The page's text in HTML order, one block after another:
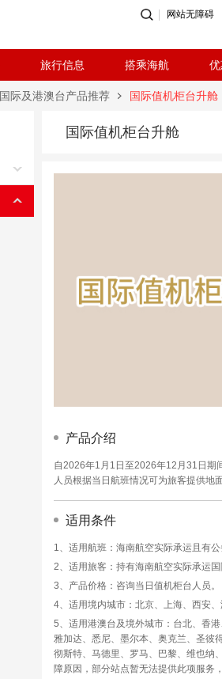
网站无障碍
旅行信息 搭乘海航
国际及港澳台产品推荐 国际值机柜台升舱
国际值机柜台升舱
产品介绍
自2026年1月1日至2026年12月31日期
人员根据当日航班情况可为旅客提供地
适用条件
1、适用航班：海南航空实际承运且有
2、适用旅客：持有海南航空实际承运
3、产品价格：咨询当日值机柜台人员。
4、适用境内城市：北京、上海、西安
5、适用港澳台及境外城市：台北、香
雅加达、悉尼、墨尔本、奥克兰、圣彼
彻斯特、马德里、罗马、巴黎、维也纳
障原因，部分站点暂无法提供此项服务